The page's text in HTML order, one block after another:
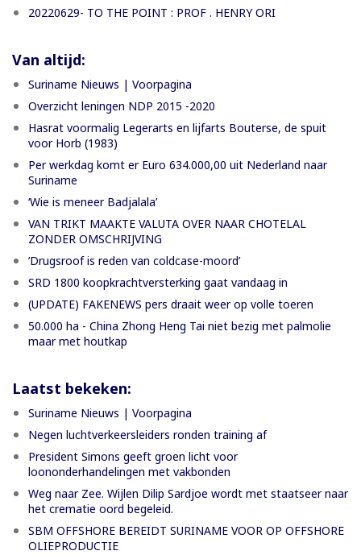
20220629- TO THE POINT : PROF . HENRY ORI
Van altijd:
Suriname Nieuws | Voorpagina
Overzicht leningen NDP 2015 -2020
Hasrat voormalig Legerarts en lijfarts Bouterse, de spuit
voor Horb (1983)
Per werkdag komt er Euro 634.000,00 uit Nederland naar
Suriname
‘Wie is meneer Badjalala’
VAN TRIKT MAAKTE VALUTA OVER NAAR CHOTELAL
ZONDER OMSCHRIJVING
’Drugsroof is reden van coldcase-moord’
SRD 1800 koopkrachtversterking gaat vandaag in
(UPDATE) FAKENEWS pers draait weer op volle toeren
50.000 ha - China Zhong Heng Tai niet bezig met palmolie
maar met houtkap
Laatst bekeken:
Suriname Nieuws | Voorpagina
Negen luchtverkeersleiders ronden training af
President Simons geeft groen licht voor
loononderhandelingen met vakbonden
Weg naar Zee. Wijlen Dilip Sardjoe wordt met staatseer naar
het crematie oord begeleid.
SBM OFFSHORE BEREIDT SURINAME VOOR OP OFFSHORE
OLIEPRODUCTIE